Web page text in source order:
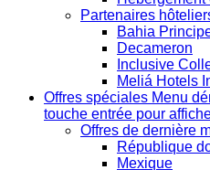
Partenaires
Bahia
Decameron
Inclusive
Meliá Hotels
Offres spéciales Menu
touche entrée pour
Offres de dernière
République
Mexique